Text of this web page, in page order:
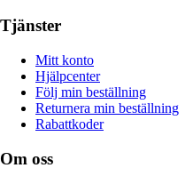
Tjänster
Mitt konto
Hjälpcenter
Följ min beställning
Returnera min beställning
Rabattkoder
Om oss